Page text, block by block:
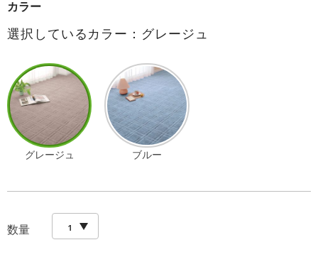
カラー
選択しているカラー：グレージュ
グレージュ ブルー
数量